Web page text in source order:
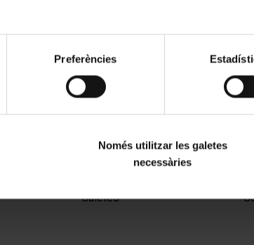
Preferències
Només utilitzar les galetes
necessàries
Galetes